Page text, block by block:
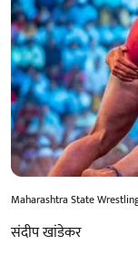
Maharashtra State
संदीप खांडेकर